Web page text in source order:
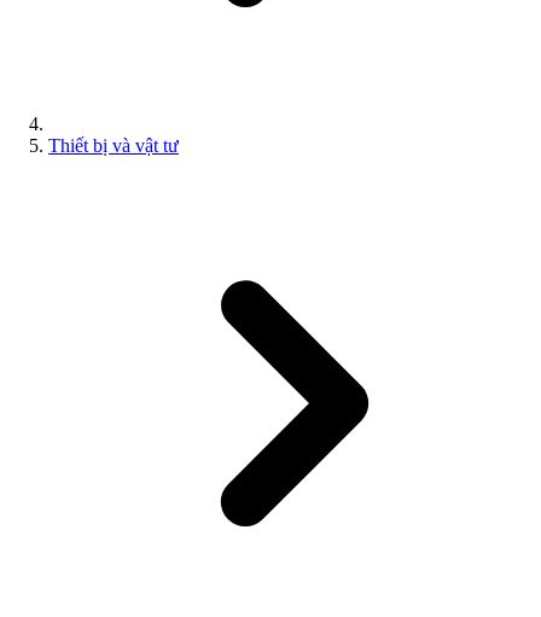
Thiết bị và vật tư